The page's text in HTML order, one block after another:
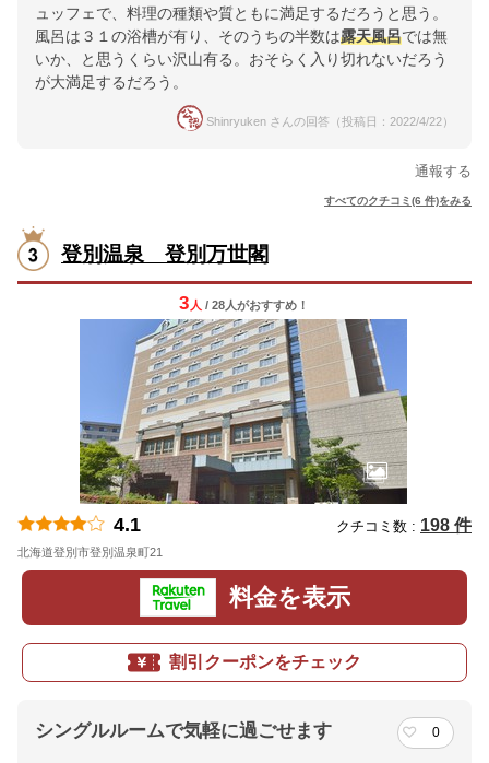
ュッフェで、料理の種類や質ともに満足するだろうと思う。
風呂は３１の浴槽が有り、そのうちの半数は露天風呂では無
いか、と思うくらい沢山有る。おそらく入り切れないだろう
が大満足するだろう。
Shinryuken さんの回答（投稿日：2022/4/22）
通報する
すべてのクチコミ(6 件)をみる
登別温泉 登別万世閣
3 人 / 28人がおすすめ！
4.1 クチコミ数 : 198 件
北海道登別市登別温泉町21
料金を表示
割引クーポンをチェック
シングルルームで気軽に過ごせます 0